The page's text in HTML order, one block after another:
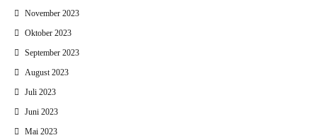
November 2023
Oktober 2023
September 2023
August 2023
Juli 2023
Juni 2023
Mai 2023